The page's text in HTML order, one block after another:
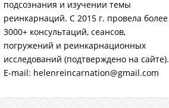
подсознания и изучении темы
реинкарнаций. C 2015 г. провела более
3000+ консультаций, сеансов,
погружений и реинкарнационных
исследований (подтверждено на сайте).
E-mail: helenreincarnation@gmail.com